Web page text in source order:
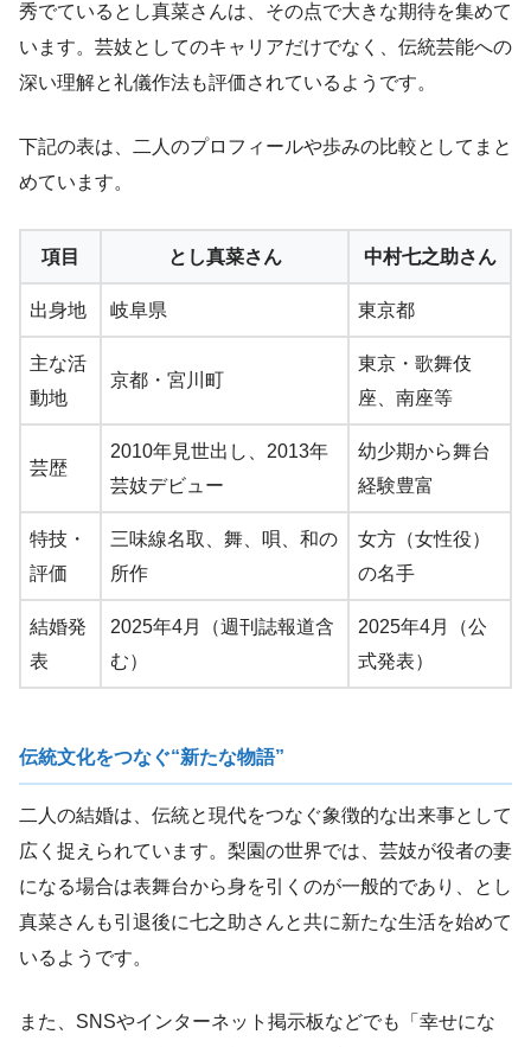
秀でているとし真菜さんは、その点で大きな期待を集めて
います。芸妓としてのキャリアだけでなく、伝統芸能への
深い理解と礼儀作法も評価されているようです。
下記の表は、二人のプロフィールや歩みの比較としてまと
めています。
項目 とし真菜さん 中村七之助さん
出身地 岐阜県 東京都
主な活
動地
京都・宮川町
東京・歌舞伎
座、南座等
芸歴
2010年見世出し、2013年
芸妓デビュー
幼少期から舞台
経験豊富
特技・
評価
三味線名取、舞、唄、和の
所作
女方（女性役）
の名手
結婚発
表
2025年4月（週刊誌報道含
む）
2025年4月（公
式発表）
伝統文化をつなぐ“新たな物語”
二人の結婚は、伝統と現代をつなぐ象徴的な出来事として
広く捉えられています。梨園の世界では、芸妓が役者の妻
になる場合は表舞台から身を引くのが一般的であり、とし
真菜さんも引退後に七之助さんと共に新たな生活を始めて
いるようです。
また、SNSやインターネット掲示板などでも「幸せにな